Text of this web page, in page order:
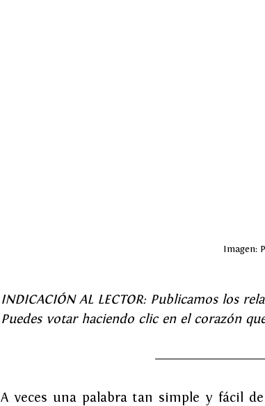
Imagen:
INDICACIÓN AL LECTOR: Publicamos los
Puedes votar haciendo clic en el corazón
A veces una palabra tan simple y fácil